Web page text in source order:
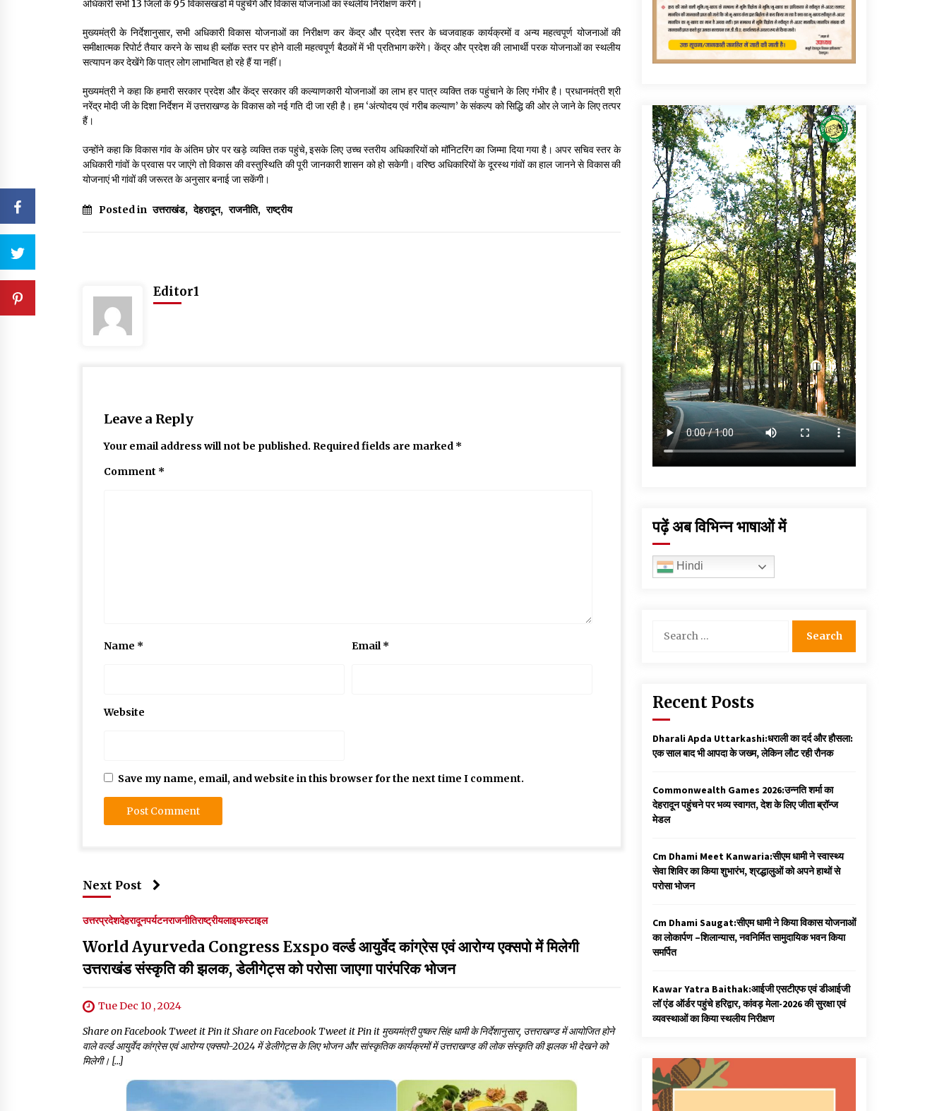
May 11, 2022 May 9, 2022
अधिकारी सभी 13 जिलों के 95 विकासखंडों में पहुंचेंगे और विकास योजनाओं का स्थलीय निरीक्षण करेंगे।
मुख्यमंत्री के निर्देशानुसार, सभी अधिकारी विकास योजनाओं का निरीक्षण कर केंद्र और प्रदेश स्तर के ध्वजवाहक कार्यक्रमों व अन्य महत्वपूर्ण योजनाओं की
समीक्षात्मक रिपोर्ट तैयार करने के साथ ही ब्लॉक स्तर पर होने वाली महत्वपूर्ण बैठकों में भी प्रतिभाग करेंगे। केंद्र और प्रदेश की लाभार्थी परक योजनाओं का स्थलीय
सत्यापन कर देखेंगे कि पात्र लोग लाभान्वित हो रहे हैं या नहीं।
मुख्यमंत्री ने कहा कि हमारी सरकार प्रदेश और केंद्र सरकार की कल्याणकारी योजनाओं का लाभ हर पात्र व्यक्ति तक पहुंचाने के लिए गंभीर है। प्रधानमंत्री श्री
नरेंद्र मोदी जी के दिशा निर्देशन में उत्तराखण्ड के विकास को नई गति दी जा रही है। हम ‘अंत्योदय एवं गरीब कल्याण’ के संकल्प को सिद्धि की ओर ले जाने के लिए तत्पर
हैं।
उन्होंने कहा कि विकास गांव के अंतिम छोर पर खड़े व्यक्ति तक पहुंचे, इसके लिए उच्च स्तरीय अधिकारियों को मॉनिटरिंग का जिम्मा दिया गया है। अपर सचिव स्तर के
अधिकारी गांवों के प्रवास पर जाएंगे तो विकास की वस्तुस्थिति की पूरी जानकारी शासन को हो सकेगी। वरिष्ठ अधिकारियों के दूरस्थ गांवों का हाल जानने से विकास की
योजनाएं भी गांवों की जरूरत के अनुसार बनाई जा सकेंगी।
Posted in उत्तराखंड, देहरादून, राजनीति, राष्ट्रीय
Editor1
Leave a Reply
Your email address will not be published. Required fields are marked *
Comment *
Name * Email*
Website
Save my name, email, and website in this browser for the next time I comment.
Next Post
उत्तरप्रदेशदेहरादूनपर्यटनराजनीतिराष्ट्रीयलाइफस्टाइल
World Ayurveda Congress Exspo वर्ल्ड आयुर्वेद कांग्रेस एवं आरोग्य एक्सपो में मिलेगी
उत्तराखंड संस्कृति की झलक, डेलीगेट्स को परोसा जाएगा पारंपरिक भोजन
Tue Dec 10 , 2024
Share on Facebook Tweet it Pin it Share on Facebook Tweet it Pin it मुख्यमंत्री पुष्कर सिंह धामी के निर्देशानुसार, उत्तराखण्ड में आयोजित होने
वाले वर्ल्ड आयुर्वेद कांग्रेस एवं आरोग्य एक्सपो-2024 में डेलीगेट्स के लिए भोजन और सांस्कृतिक कार्यक्रमों में उत्तराखण्ड की लोक संस्कृति की झलक भी देखने को
मिलेगी। […]
पढ़ें अब विभिन्न भाषाओं में
Hindi
for:
Recent Posts
Dharali Apda Uttarkashi:धराली का दर्द और हौसला:
एक साल बाद भी आपदा के जख्म, लेकिन लौट रही रौनक
Commonwealth Games 2026:उन्नति शर्मा का
देहरादून पहुंचने पर भव्य स्वागत, देश के लिए जीता ब्रॉन्ज
मेडल
Cm Dhami Meet Kanwaria:सीएम धामी ने स्वास्थ्य
सेवा शिविर का किया शुभारंभ, श्रद्धालुओं को अपने हाथों से
परोसा भोजन
Cm Dhami Saugat:सीएम धामी ने किया विकास योजनाओं
का लोकार्पण –शिलान्यास, नवनिर्मित सामुदायिक भवन किया
समर्पित
Kawar Yatra Baithak:आईजी एसटीएफ एवं डीआईजी
लॉ एंड ऑर्डर पहुंचे हरिद्वार, कांवड़ मेला-2026 की सुरक्षा एवं
व्यवस्थाओं का किया स्थलीय निरीक्षण